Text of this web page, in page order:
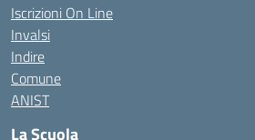
Iscrizioni On Line
Invalsi
Indire
Comune
ANIST
La Scuola